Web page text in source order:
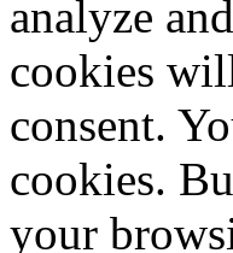
analyze
cookies
consent.
cookies.
your